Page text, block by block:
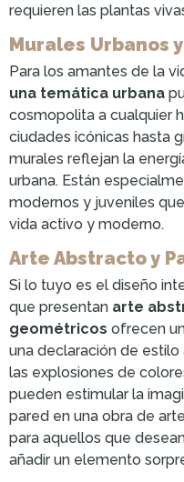
requieren las plantas
Murales Urbanos
Para los amantes de la
una temática urbana
cosmopolita a cualquier
ciudades icónicas hasta
murales reflejan la
urbana. Están
modernos y juveniles
vida activo y moderno.
Arte Abstracto y
Si lo tuyo es el diseño
que presentan arte
geométricos ofrecen
una declaración de estilo
las explosiones de
pueden estimular la
pared en una obra de
para aquellos que
añadir un elemento